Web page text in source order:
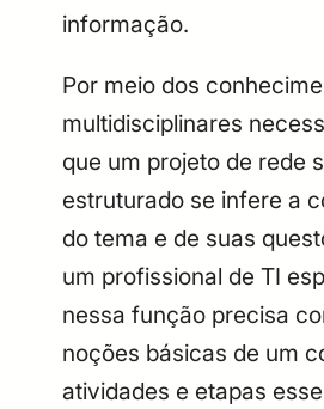
informação.
Por meio dos
multidisciplinares
que um projeto de rede
estruturado se infere a
do tema e de suas
um profissional de TI
nessa função precisa
noções básicas de um
atividades e etapas